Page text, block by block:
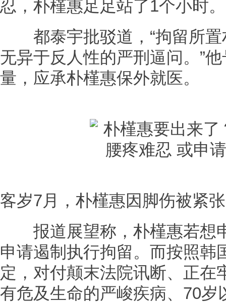
忍，朴槿惠足足站了1个小时。
都泰宇批驳道，“拘留所置
无异于反人性的严刑逼问。”
量，应承朴槿惠保外就医。
客岁7月，朴槿惠因脚伤被紧
报道展望称，朴槿惠若想
申请遏制执行拘留。而按照韩
定，对付颠末法院讯断、正在
有危及生命的严峻疾病、70岁